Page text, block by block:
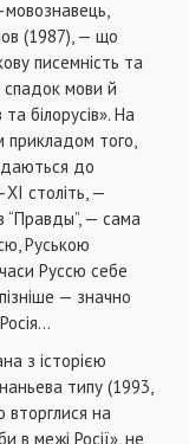
(1987), — що
писемність та
спадок мови й
білорусів». На
прикладом того,
до
століть, —
“Правды”, — сама
Руською
Руссю себе
— значно
з історією
типу (1993,
вторглися на
в межі Росії», не